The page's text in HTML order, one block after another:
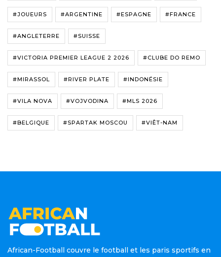
#JOUEURS #ARGENTINE #ESPAGNE #FRANCE
#ANGLETERRE #SUISSE
#VICTORIA PREMIER LEAGUE 2 2026 #CLUBE DO REMO
#MIRASSOL #RIVER PLATE #INDONÉSIE
#VILA NOVA #VOJVODINA #MLS 2026
#BELGIQUE #SPARTAK MOSCOU #VIÊT-NAM
African-Football couvre le football et les paris sportifs en